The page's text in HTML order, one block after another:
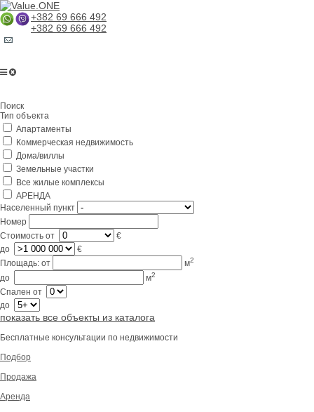
+382 69 666 492
+382 69 666 492
Lifestyle
Контакты
Поиск
Тип объекта
Апартаменты
Коммерческая недвижимость
Дома/виллы
Земельные участки
Все жилые комплексы
АРЕНДА
Населенный пункт
Номер
Стоимость от
€
до
€
Площадь: от м2
до м2
Спален от
до
показать все объекты из каталога
Бесплатные консультации по недвижимости
Подбор
Продажа
Аренда